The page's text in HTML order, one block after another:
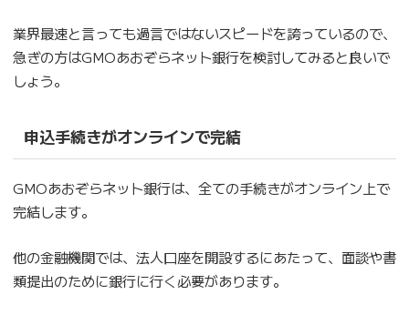
業界最速と言っても過言ではないスピードを誇っているので、
急ぎの方はGMOあおぞらネット銀行を検討してみると良いで
しょう。
申込手続きがオンラインで完結
GMOあおぞらネット銀行は、全ての手続きがオンライン上で
完結します。
他の金融機関では、法人口座を開設するにあたって、面談や書
類提出のために銀行に行く必要があります。